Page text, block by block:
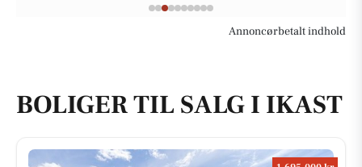
Annoncørbetalt indhold
BOLIGER TIL SALG I IKAST